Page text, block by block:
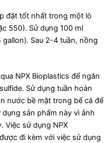
đặt tốt nhất trong một lò
550). Sử dụng 100 ml
Sau 2-4 tuần, nồng
NPX Bioplastics để ngăn
Sử dụng tuần hoàn
nước bề mặt trong bể cá để
sản phẩm này vì ảnh
Việc sử dụng NPX
đi kèm với việc sử dụng